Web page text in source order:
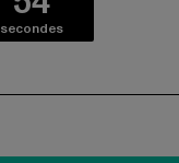
secondes